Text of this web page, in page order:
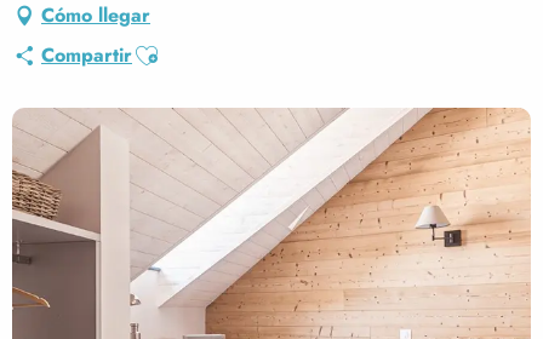
Cómo llegar
CompartirAjouter aux favoris